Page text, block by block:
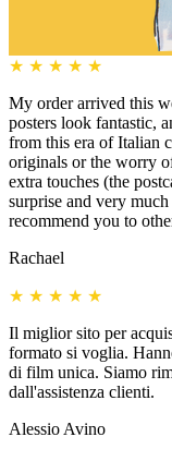
★ ★ ★ ★ ★
My order arrived this
posters look fantastic,
from this era of Italian
originals or the worry
extra touches (the
surprise and very
recommend you to
Rachael
★ ★ ★ ★ ★
Il miglior sito per
formato si voglia.
di film unica. Siamo
dall'assistenza clienti.
Alessio Avino